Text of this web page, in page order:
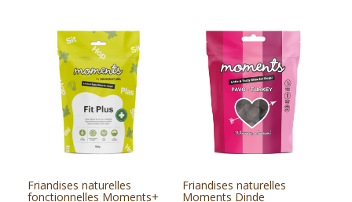
Friandises naturelles
fonctionnelles Moments+
Friandises naturelles
Moments Dinde